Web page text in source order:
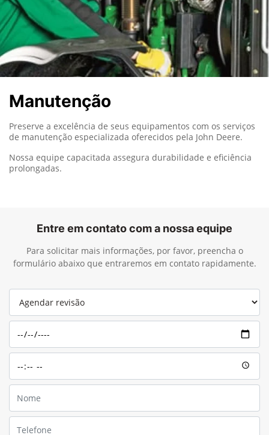
Manutenção
Preserve a excelência de seus equipamentos com os serviços
de manutenção especializada oferecidos pela John Deere.
Nossa equipe capacitada assegura durabilidade e eficiência
prolongadas.
Entre em contato com a nossa equipe
Para solicitar mais informações, por favor, preencha o
formulário abaixo que entraremos em contato rapidamente.